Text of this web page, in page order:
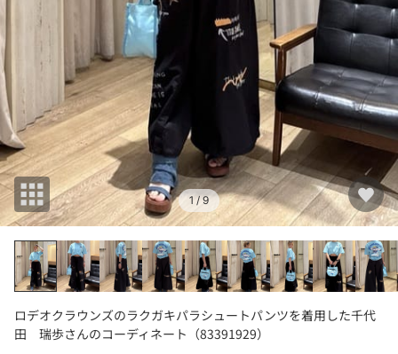
1/ 9
ロデオクラウンズのラクガキパラシュートパンツを着用した千代
田 瑞歩さんのコーディネート（83391929）